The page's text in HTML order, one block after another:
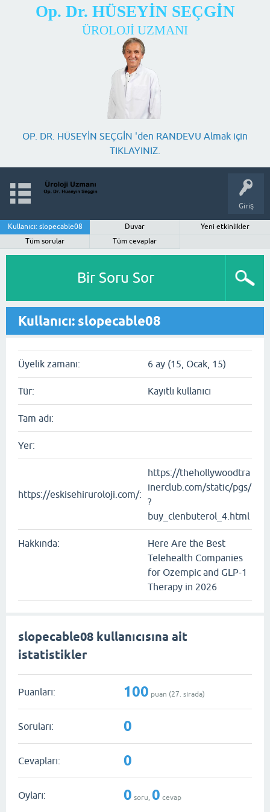
Op. Dr. HÜSEYİN SEÇGİN
ÜROLOJİ UZMANI
OP. DR. HÜSEYİN SEÇGİN 'den RANDEVU Almak için
TIKLAYINIZ.
Giriş
Kullanıcı: slopecable08 Duvar
Yeni etkinlikler
Tüm sorular
Tüm cevaplar
Bir Soru Sor
Kullanıcı: slopecable08
Üyelik zamanı: 6 ay (15, Ocak, 15)
Tür: Kayıtlı kullanıcı
Tam adı:
Yer:
https://eskisehiruroloji.com/:
https://thehollywoodtra
inerclub.com/static/pgs/
?
buy_clenbuterol_4.html
Hakkında:
Here Are the Best
Telehealth Companies
for Ozempic and GLP-1
Therapy in 2026
slopecable08 kullanıcısına ait
istatistikler
Puanları: 100 puan (27 . sırada)
Soruları: 0
Cevapları: 0
Oyları: 0 soru, 0 cevap